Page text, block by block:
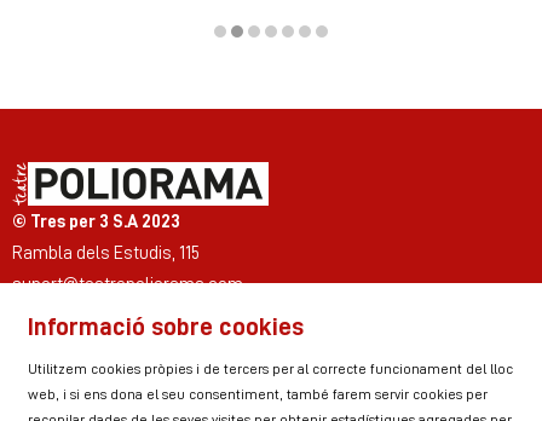
© Tres per 3 S.A 2023
Rambla dels Estudis, 115
suport@teatrepoliorama.com
Link a instagram
Link a youtube
Link a twitter
Link a facebook
Link a ticktok
Link a linkedin
Informació sobre cookies
Utilitzem cookies pròpies i de tercers per al correcte funcionament del lloc
web, i si ens dona el seu consentiment, també farem servir cookies per